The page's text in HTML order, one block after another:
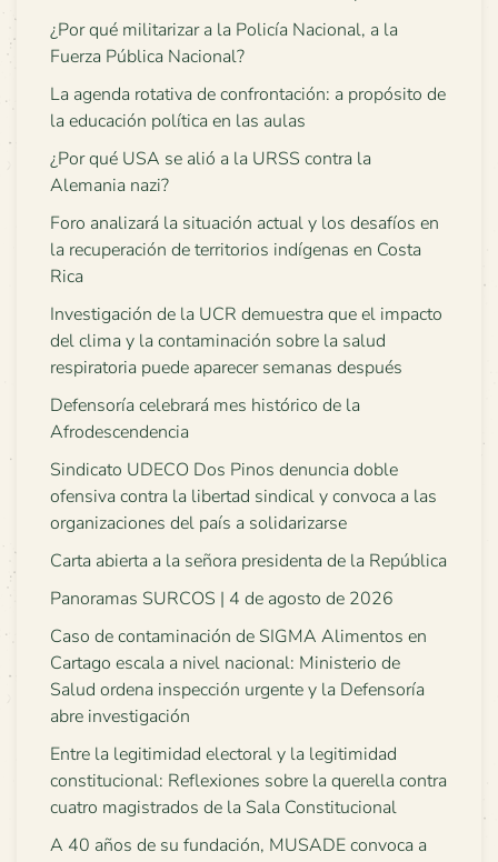
¿Por qué militarizar a la Policía Nacional, a la
Fuerza Pública Nacional?
La agenda rotativa de confrontación: a propósito de
la educación política en las aulas
¿Por qué USA se alió a la URSS contra la
Alemania nazi?
Foro analizará la situación actual y los desafíos en
la recuperación de territorios indígenas en Costa
Rica
Investigación de la UCR demuestra que el impacto
del clima y la contaminación sobre la salud
respiratoria puede aparecer semanas después
Defensoría celebrará mes histórico de la
Afrodescendencia
Sindicato UDECO Dos Pinos denuncia doble
ofensiva contra la libertad sindical y convoca a las
organizaciones del país a solidarizarse
Carta abierta a la señora presidenta de la República
Panoramas SURCOS | 4 de agosto de 2026
Caso de contaminación de SIGMA Alimentos en
Cartago escala a nivel nacional: Ministerio de
Salud ordena inspección urgente y la Defensoría
abre investigación
Entre la legitimidad electoral y la legitimidad
constitucional: Reflexiones sobre la querella contra
cuatro magistrados de la Sala Constitucional
A 40 años de su fundación, MUSADE convoca a